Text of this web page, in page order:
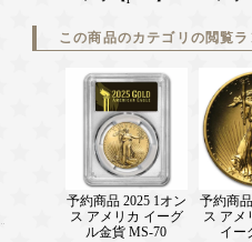
この商品のカテゴリの閲覧
予約商品 2025 1オン
ス アメリカ イーグ
ル金貨 MS-70
予約商
ス アメ
イー